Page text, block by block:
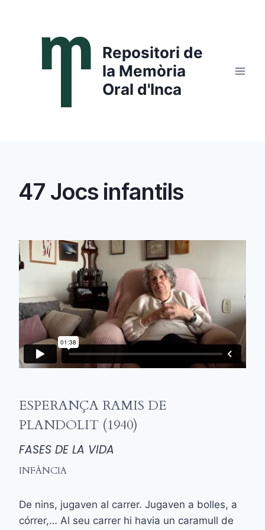
contenido
Repositori de
la Memòria
Oral d'Inca
47 Jocs infantils
ESPERANÇA RAMIS DE
PLANDOLIT (1940)
FASES DE LA VIDA
INFÀNCIA
De nins, jugaven al carrer. Jugaven a bolles, a
córrer,… Al seu carrer hi havia un caramull de